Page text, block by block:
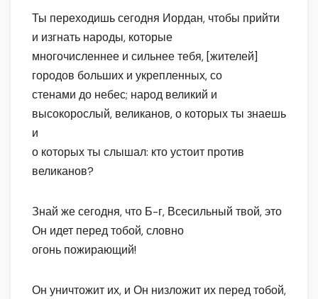
Ты переходишь сегодня Иордан, чтобы прийти
и изгнать народы, которые
многочисленнее и сильнее тебя, [жителей]
городов больших и укрепленных, со
стенами до небес; народ великий и
высокорослый, великанов, о которых ты знаешь
и
о которых ты слышал: кто устоит против
великанов?
Знай же сегодня, что Б-г, Всесильный твой, это
Он идет перед тобой, словно
огонь пожирающий!
Он уничтожит их, и Он низложит их перед тобой,